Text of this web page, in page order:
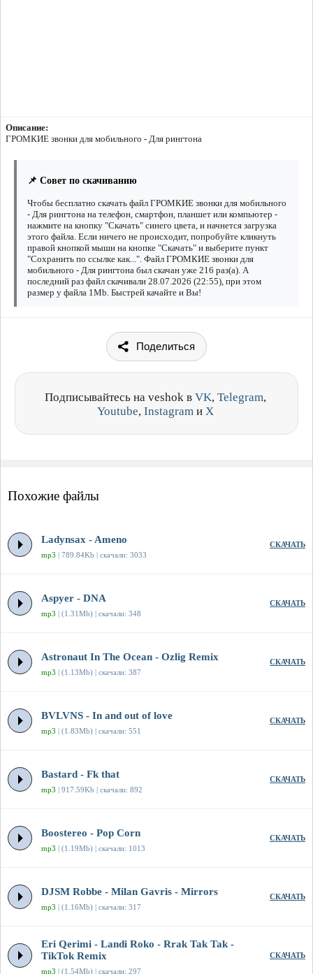
Описание:
ГРОМКИЕ звонки для мобильного - Для рингтона
📌 Совет по скачиванию
Чтобы бесплатно скачать файл ГРОМКИЕ звонки для мобильного
- Для рингтона на телефон, смартфон, планшет или компьютер -
нажмите на кнопку "Скачать" синего цвета, и начнется загрузка
этого файла. Если ничего не происходит, попробуйте кликнуть
правой кнопкой мыши на кнопке "Скачать" и выберите пункт
"Сохранить по ссылке как...". Файл ГРОМКИЕ звонки для
мобильного - Для рингтона был скачан уже 216 раз(а). А
последний раз файл скачивали 28.07.2026 (22:55), при этом
размер у файла 1Mb. Быстрей качайте и Вы!
Поделиться
Подписывайтесь на veshok в VK, Telegram,
Youtube, Instagram и X
Похожие файлы
Ladynsax - Ameno
mp3 | 789.84Kb | скачали: 3033
СКАЧАТЬ
Aspyer - DNA
mp3 | (1.31Mb) | скачали: 348
СКАЧАТЬ
Astronaut In The Ocean - Ozlig Remix
mp3 | (1.13Mb) | скачали: 387
СКАЧАТЬ
BVLVNS - In and out of love
mp3 | (1.83Mb) | скачали: 551
СКАЧАТЬ
Bastard - Fk that
mp3 | 917.59Kb | скачали: 892
СКАЧАТЬ
Boostereo - Pop Corn
mp3 | (1.19Mb) | скачали: 1013
СКАЧАТЬ
DJSM Robbe - Milan Gavris - Mirrors
mp3 | (1.16Mb) | скачали: 317
СКАЧАТЬ
Eri Qerimi - Landi Roko - Rrak Tak Tak -
TikTok Remix
mp3 | (1.54Mb) | скачали: 297
СКАЧАТЬ